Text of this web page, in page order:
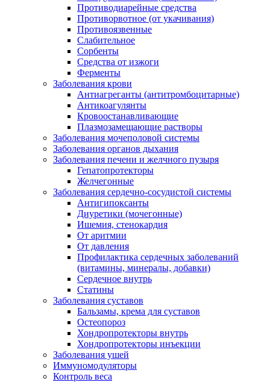
Противодиарейные средства
Противорвотное (от укачивания)
Противоязвенные
Слабительное
Сорбенты
Средства от изжоги
Ферменты
Заболевания крови
Антиагреганты (антитромбоцитарные)
Антикоагулянты
Кровоостанавливающие
Плазмозамещающие растворы
Заболевания мочеполовой системы
Заболевания органов дыхания
Заболевания печени и желчного пузыря
Гепатопротекторы
Желчегонные
Заболевания сердечно-сосудистой системы
Антигипоксанты
Диуретики (мочегонные)
Ишемия, стенокардия
От аритмии
От давления
Профилактика сердечных заболеваний
(витамины, минералы, добавки)
Сердечное внутрь
Статины
Заболевания суставов
Бальзамы, крема для суставов
Остеопороз
Хондропротекторы внутрь
Хондропротекторы инъекции
Заболевания ушей
Иммуномодуляторы
Контроль веса